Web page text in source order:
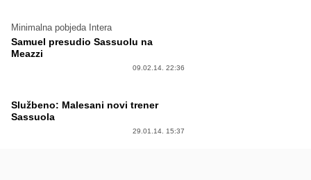
Minimalna pobjeda Intera
Samuel presudio Sassuolu na
Meazzi
09.02.14. 22:36
Službeno: Malesani novi trener
Sassuola
29.01.14. 15:37